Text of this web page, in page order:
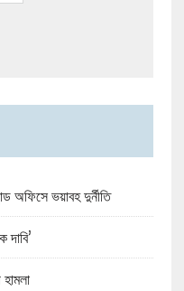
অফিসে ভয়াবহ দুর্নীতি